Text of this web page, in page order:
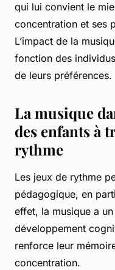
qui lui convient le
concentration et ses
L’impact de la
fonction des
de leurs préférences.
La musique
des enfants à
rythme
Les jeux de rythme
pédagogique, en
effet, la musique a
développement
renforce leur
concentration.